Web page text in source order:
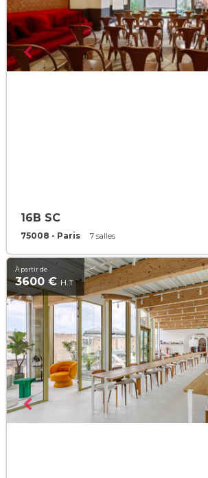
16B SC
75008 - Paris 7 salles
À partir de
3600 € H.T